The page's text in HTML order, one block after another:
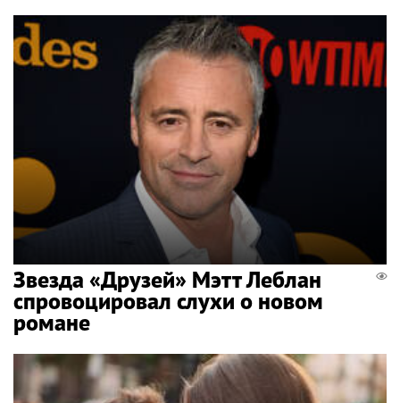
Звезда «Друзей» Мэтт Леблан
спровоцировал слухи о новом
романе